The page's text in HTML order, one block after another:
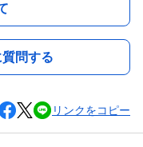
問する
リンクをコピー